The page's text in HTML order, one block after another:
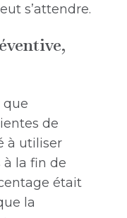
s’attendre.
que
de
à utiliser
à la fin de
était
la